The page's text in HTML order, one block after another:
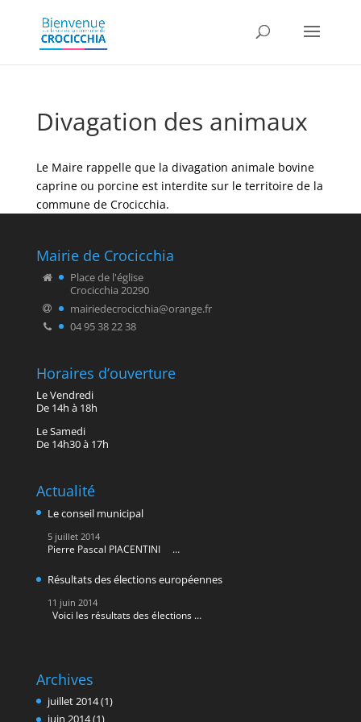
Divagation des animaux
Le Maire rappelle que la divagation animale bovine
caprine ou porcine est interdite sur le territoire de la
commune de Crocicchia.
Mairie de Crocicchia
Place de l'église
Crocicchia 20290
mairiedecrocicchia@orange.fr
04 95 38 22 38
Horaires d’ouverture
Le Vendredi
De 14h à 18h
Le Samedi
De 14h30 à 17h
Actualité
Le conseil municipal
5 juillet 2014
Pierre Pascal PIACENTINI …
Résultats des élections européennes
11 juin 2014
Voici les résultats des élections …
Archives
juillet 2014(1)